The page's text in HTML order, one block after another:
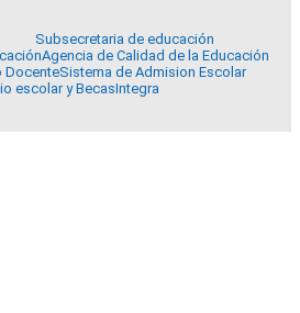
Subsecretaria de educación
Agencia de Calidad de la Educación
DocenteSistema de Admision Escolar
escolar y BecasIntegra